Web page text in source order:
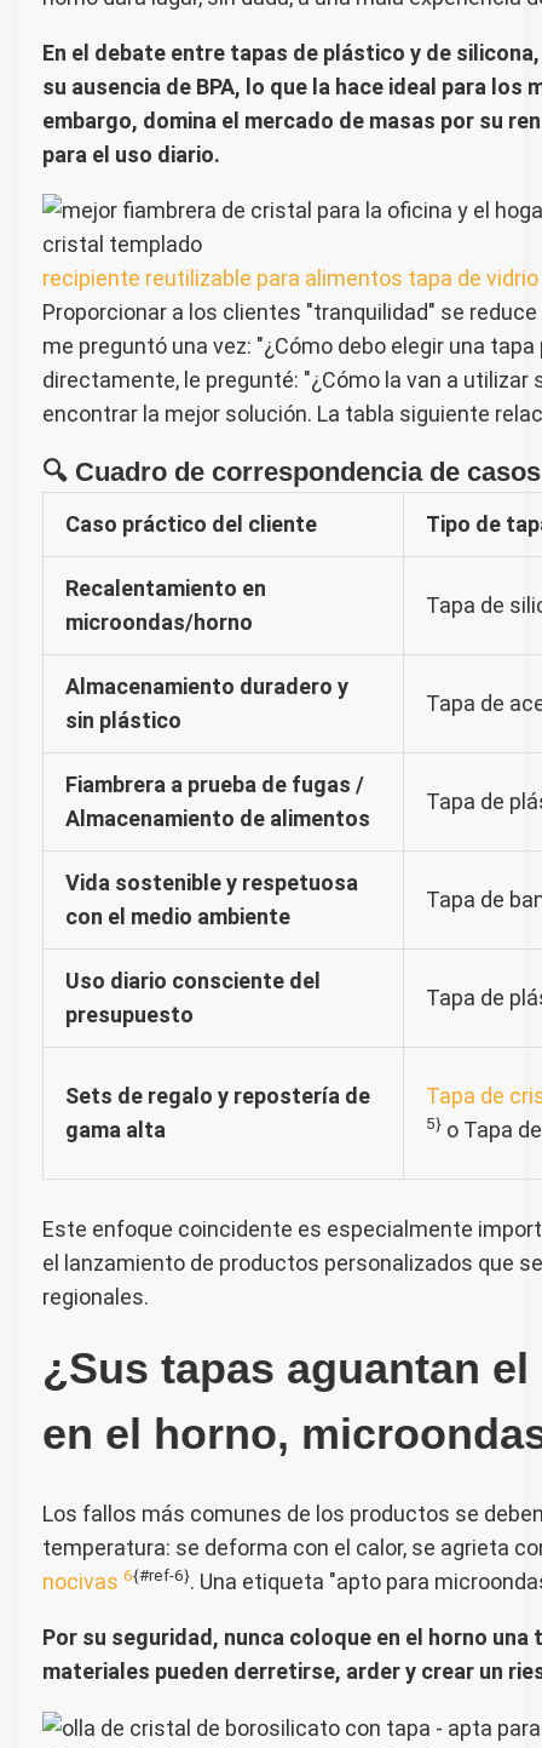
En el debate entre tapas de plástico y de
su ausencia de BPA, lo que la hace ideal para
embargo, domina el mercado de masas por su
para el uso diario.
recipiente reutilizable para alimentos tapa de
Proporcionar a los clientes "tranquilidad" se
me preguntó una vez: "¿Cómo debo elegir una
directamente, le pregunté: "¿Cómo la van a
encontrar la mejor solución. La tabla siguiente
🔍 Cuadro de correspondencia de
Caso práctico del cliente Tipo de
Recalentamiento en
microondas/horno
Tapa de
Almacenamiento duradero y
sin plástico
Tapa de
Fiambrera a prueba de fugas /
Almacenamiento de alimentos
Tapa de
Vida sostenible y respetuosa
con el medio ambiente
Tapa de
Uso diario consciente del
presupuesto
Tapa de
Sets de regalo y repostería de
gama alta
Tapa de
5} o Tapa
Este enfoque coincidente es especialmente
el lanzamiento de productos personalizados que
regionales.
¿Sus tapas aguantan
en el horno,
Los fallos más comunes de los productos se
temperatura: se deforma con el calor, se agrieta
nocivas 6{#ref-6}. Una etiqueta "apto para
Por su seguridad, nunca coloque en el horno
materiales pueden derretirse, arder y crear un